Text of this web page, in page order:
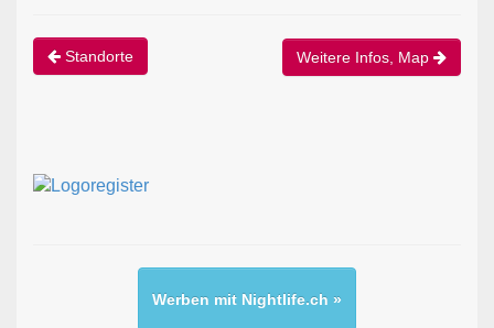
Standorte Weitere Infos, Map
Werben mit Nightlife.ch »